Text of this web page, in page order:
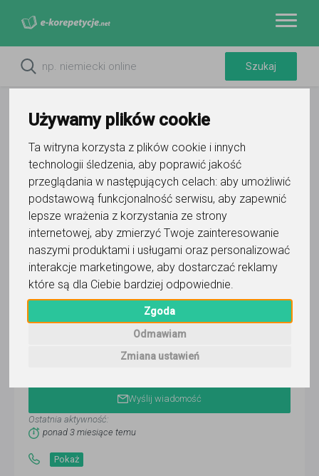
Używamy plików cookie
Ta witryna korzysta z plików cookie i innych
technologii śledzenia, aby poprawić jakość
przeglądania w następujących celach: aby umożliwić
podstawową funkcjonalność serwisu, aby zapewnić
lepsze wrażenia z korzystania ze strony
internetowej, aby zmierzyć Twoje zainteresowanie
naszymi produktami i usługami oraz personalizować
interakcje marketingowe, aby dostarczać reklamy
które są dla Ciebie bardziej odpowiednie
Zgoda
Odmawiam
Zmiana ustawień
Do ulubionych
Oznacz wystąpienie kontaktu
Wyślij wiadomość
Ostatnia aktywność:
ponad 3 miesiące temu
Pokaż